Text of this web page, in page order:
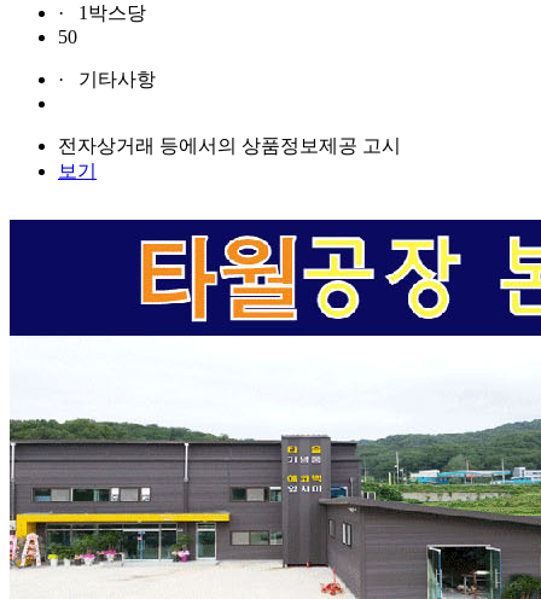
· 1박스당
50
· 기타사항
전자상거래 등에서의 상품정보제공 고시
보기